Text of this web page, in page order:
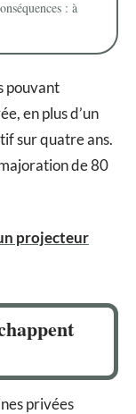
: à
pouvant
en plus d’un
sur quatre ans.
de 80
projecteur
privées